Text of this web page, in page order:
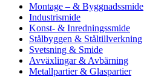
Montage – & Byggnadssmide
Industrismide
Konst- & Inredningssmide
Stålbyggen & Ståltillverkning
Svetsning & Smide
Avväxlingar & Avbärning
Metallpartier & Glaspartier